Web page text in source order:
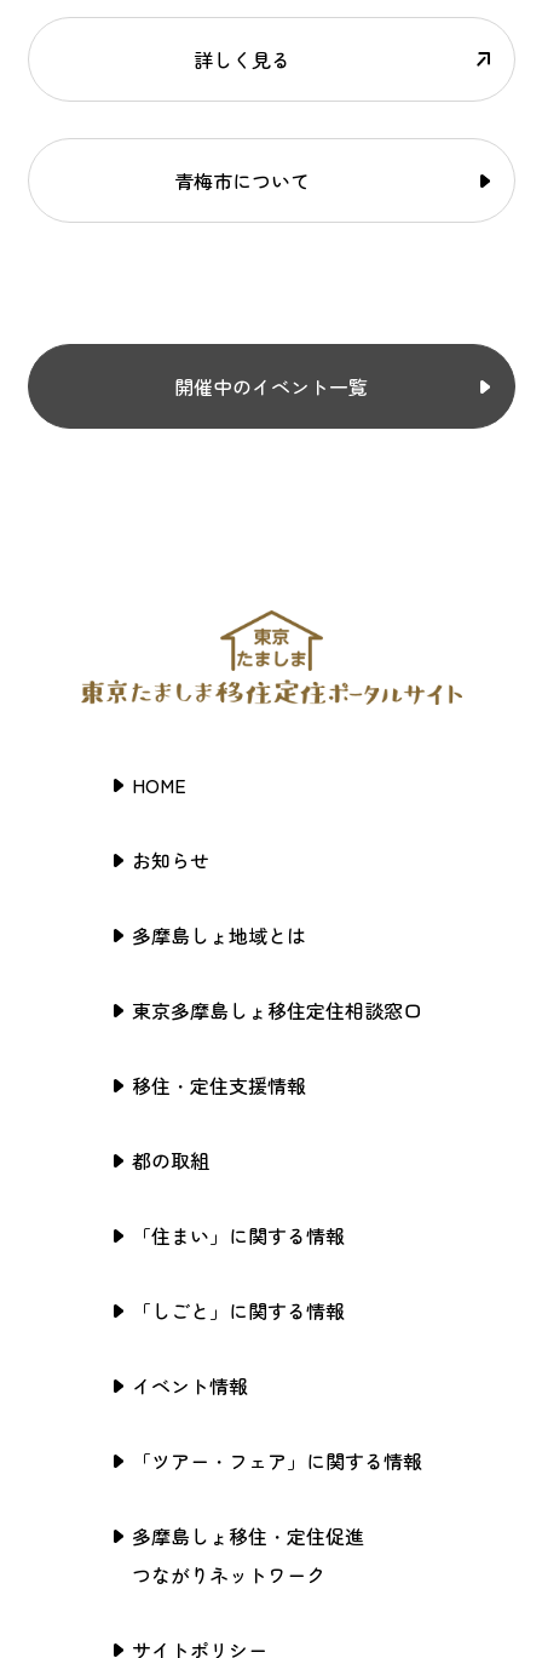
詳しく見る
青梅市について
開催中のイベント一覧
HOME
お知らせ
多摩島しょ地域とは
東京多摩島しょ移住定住相談窓口
移住・定住支援情報
都の取組
「住まい」に関する情報
「しごと」に関する情報
イベント情報
「ツアー・フェア」に関する情報
多摩島しょ移住・定住促進
つながりネットワーク
サイトポリシー